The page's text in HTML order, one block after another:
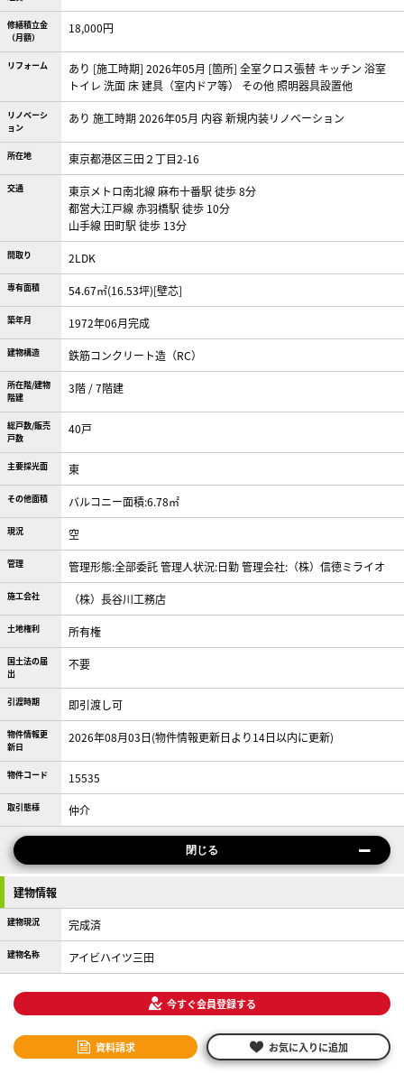
修繕積立金
（月額）
18,000円
リフォーム
あり [施工時期] 2026年05月 [箇所] 全室クロス張替 キッチン 浴室
トイレ 洗面 床 建具（室内ドア等） その他 照明器具設置他
リノベーシ
ョン
あり 施工時期 2026年05月 内容 新規内装リノベーション
所在地 東京都港区三田２丁目2-16
交通
東京メトロ南北線 麻布十番駅 徒歩 8分
都営大江戸線 赤羽橋駅 徒歩 10分
山手線 田町駅 徒歩 13分
間取り 2LDK
専有面積 54.67㎡(16.53坪)[壁芯]
築年月 1972年06月完成
建物構造 鉄筋コンクリート造（RC）
所在階/建物
階建
3階 / 7階建
総戸数/販売
戸数
40戸
主要採光面 東
その他面積 バルコニー面積:6.78㎡
現況 空
管理 管理形態:全部委託 管理人状況:日勤 管理会社:（株）信徳ミライオ
施工会社 （株）長谷川工務店
土地権利 所有権
国土法の届
出
不要
引渡時期 即引渡し可
物件情報更
新日
2026年08月03日(物件情報更新日より14日以内に更新)
物件コード 15535
取引態様 仲介
閉じる
建物情報
建物現況 完成済
建物名称 アイビハイツ三田
今すぐ会員登録する
資料請求 お気に入りに追加